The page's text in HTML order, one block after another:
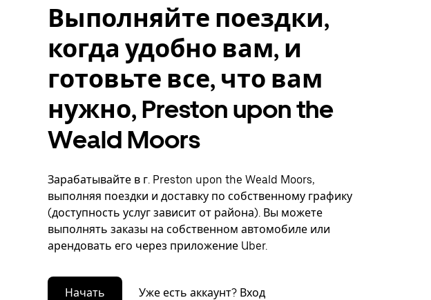
Выполняйте поездки,
когда удобно вам, и
готовьте все, что вам
нужно, Preston upon the
Weald Moors
Зарабатывайте в г. Preston upon the Weald Moors,
выполняя поездки и доставку по собственному графику
(доступность услуг зависит от района). Вы можете
выполнять заказы на собственном автомобиле или
арендовать его через приложение Uber.
Начать Уже есть аккаунт? Вход